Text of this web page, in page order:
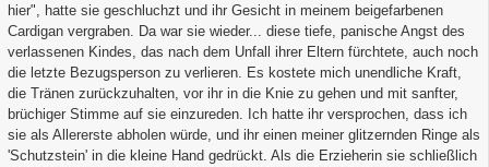
hier", hatte sie geschluchzt und ihr Gesicht in meinem beigefarbenen
Cardigan vergraben. Da war sie wieder... diese tiefe, panische Angst des
verlassenen Kindes, das nach dem Unfall ihrer Eltern fürchtete, auch noch
die letzte Bezugsperson zu verlieren. Es kostete mich unendliche Kraft,
die Tränen zurückzuhalten, vor ihr in die Knie zu gehen und mit sanfter,
brüchiger Stimme auf sie einzureden. Ich hatte ihr versprochen, dass ich
sie als Allererste abholen würde, und ihr einen meiner glitzernden Ringe als
'Schutzstein' in die kleine Hand gedrückt. Als die Erzieherin sie schließlich